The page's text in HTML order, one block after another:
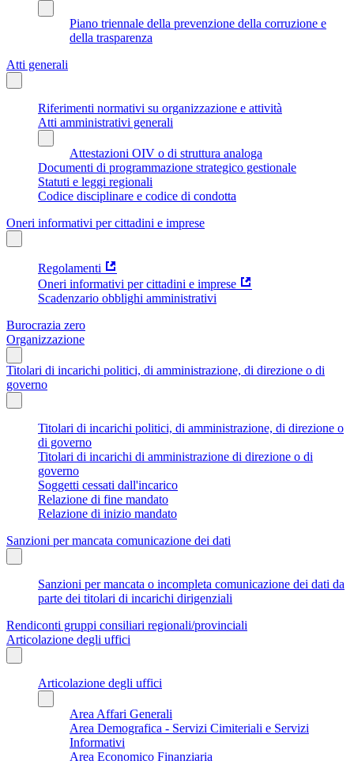
Piano triennale della prevenzione della corruzione e
della trasparenza
Atti generali
Riferimenti normativi su organizzazione e attività
Atti amministrativi generali
Attestazioni OIV o di struttura analoga
Documenti di programmazione strategico gestionale
Statuti e leggi regionali
Codice disciplinare e codice di condotta
Oneri informativi per cittadini e imprese
Regolamenti
Oneri informativi per cittadini e imprese
Scadenzario obblighi amministrativi
Burocrazia zero
Organizzazione
Titolari di incarichi politici, di amministrazione, di direzione o di
governo
Titolari di incarichi politici, di amministrazione, di direzione o
di governo
Titolari di incarichi di amministrazione di direzione o di
governo
Soggetti cessati dall'incarico
Relazione di fine mandato
Relazione di inizio mandato
Sanzioni per mancata comunicazione dei dati
Sanzioni per mancata o incompleta comunicazione dei dati da
parte dei titolari di incarichi dirigenziali
Rendiconti gruppi consiliari regionali/provinciali
Articolazione degli uffici
Articolazione degli uffici
Area Affari Generali
Area Demografica - Servizi Cimiteriali e Servizi
Informativi
Area Economico Finanziaria